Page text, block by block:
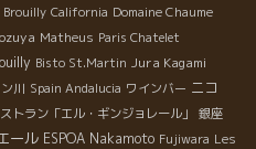
Brouilly California Domaine Chaume
Matheus Paris Chatelet
Bisto St.Martin Jura Kagami
川 Spain Andalucia ワインバー ニコ
トラン「エル・ギンジョレール」
銀座
ール ESPOA Nakamoto Fujiwara Les